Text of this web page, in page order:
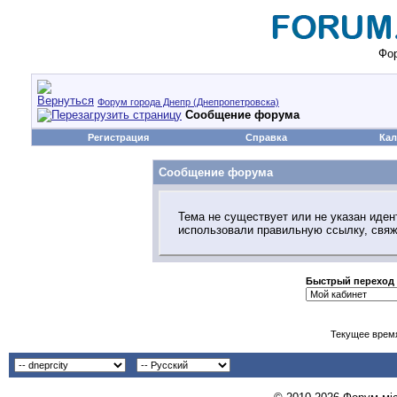
Форум города Днепр (Днепропетровска)
Сообщение форума
Регистрация Справка
Сообщение форума
Тема не существует или не указан
использовали правильную ссылку,
Быстрый переход
Текущее